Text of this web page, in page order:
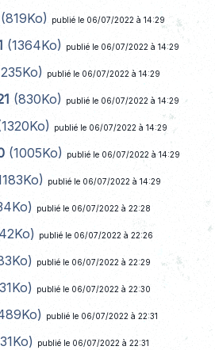
publié le 06/07/2022 à 14:29
(1364Ko) publié le 06/07/2022 à 14:29
publié le 06/07/2022 à 14:29
(830Ko) publié le 06/07/2022 à 14:29
publié le 06/07/2022 à 14:29
(1005Ko) publié le 06/07/2022 à 14:29
publié le 06/07/2022 à 14:29
publié le 06/07/2022 à 22:28
publié le 06/07/2022 à 22:26
publié le 06/07/2022 à 22:29
publié le 06/07/2022 à 22:30
publié le 06/07/2022 à 22:31
publié le 06/07/2022 à 22:31